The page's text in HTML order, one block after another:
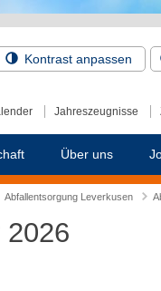
Kontrast anpassen
Jahreszeugnisse
Über uns
Abfallentsorgung Leverkusen
2026